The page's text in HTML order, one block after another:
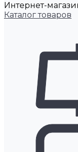
Интернет-
Каталог товаров